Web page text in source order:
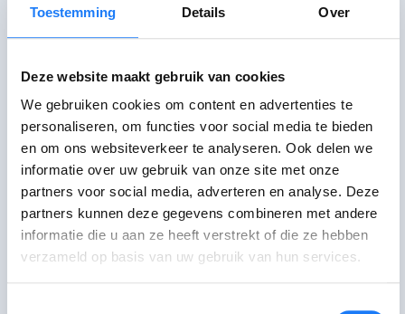
Toestemming Details Over
Deze website maakt gebruik van cookies
We gebruiken cookies om content en advertenties te
personaliseren, om functies voor social media te bieden
en om ons websiteverkeer te analyseren. Ook delen we
informatie over uw gebruik van onze site met onze
partners voor social media, adverteren en analyse. Deze
partners kunnen deze gegevens combineren met andere
informatie die u aan ze heeft verstrekt of die ze hebben
verzameld op basis van uw gebruik van hun services.
Praat erover
Mail met Student at work
Via contactformulier
open tot 17:00
Bel met Student at
work
02 509 59 59. Maandag-vrijdag 08:30-
17:00 uur.